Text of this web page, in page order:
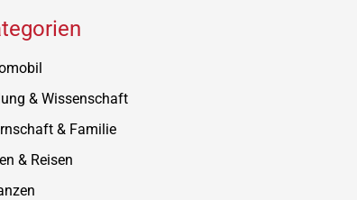
& Wissenschaft
& Familie
& Reisen